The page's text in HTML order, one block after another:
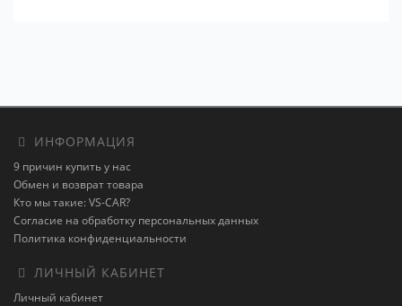
ИНФОРМАЦИЯ
9 причин купить у нас
Обмен и возврат товара
Кто мы такие: VS-CAR?
Согласие на обработку персональных данных
Политика конфиденциальности
ЛИЧНЫЙ КАБИНЕТ
Личный кабинет